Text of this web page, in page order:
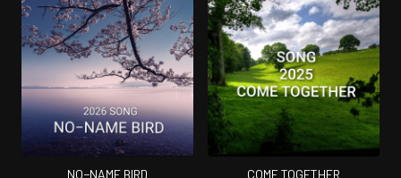
NO−NAME BIRD COME TOGETHER